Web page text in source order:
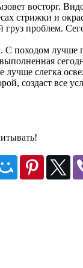
восторг.
стрижки и
проблем.
С походом лучше
слегка
создаст все